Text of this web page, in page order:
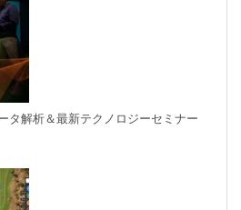
タ解析＆最新テクノロジーセミナー